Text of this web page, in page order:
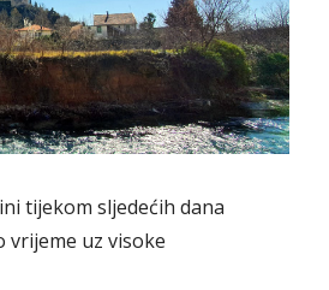
tijekom sljedećih dana
vrijeme uz visoke